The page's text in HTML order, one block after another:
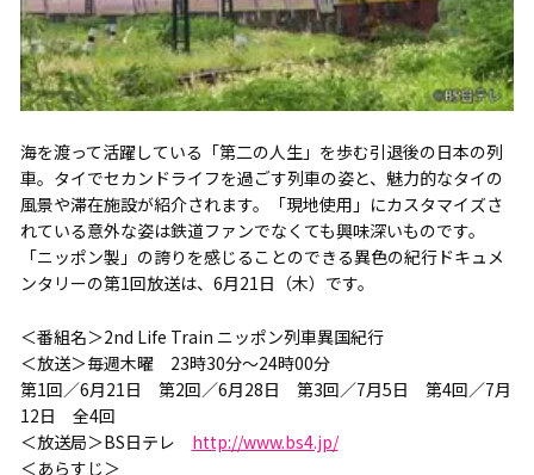
海を渡って活躍している「第二の人生」を歩む引退後の日本の列
車。タイでセカンドライフを過ごす列車の姿と、魅力的なタイの
風景や滞在施設が紹介されます。「現地使用」にカスタマイズさ
れている意外な姿は鉄道ファンでなくても興味深いものです。
「ニッポン製」の誇りを感じることのできる異色の紀行ドキュメ
ンタリーの第1回放送は、6月21日（木）です。
＜番組名＞2nd Life Train ニッポン列車異国紀行
＜放送＞毎週木曜 23時30分～24時00分
第1回／6月21日 第2回／6月28日 第3回／7月5日 第4回／7月
12日 全4回
＜放送局＞BS日テレ http://www.bs4.jp/
＜あらすじ＞